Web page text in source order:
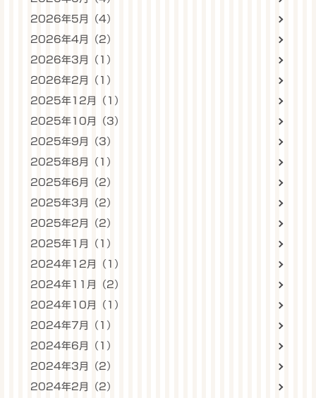
2026年5月（4）
2026年4月（2）
2026年3月（1）
2026年2月（1）
2025年12月（1）
2025年10月（3）
2025年9月（3）
2025年8月（1）
2025年6月（2）
2025年3月（2）
2025年2月（2）
2025年1月（1）
2024年12月（1）
2024年11月（2）
2024年10月（1）
2024年7月（1）
2024年6月（1）
2024年3月（2）
2024年2月（2）